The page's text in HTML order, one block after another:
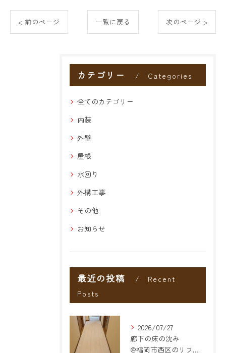
< 前のページ 一覧に戻る 次のページ >
カテゴリー Categories
全てのカテゴリー
内装
外壁
屋根
水回り
外構工事
その他
お知らせ
最近の投稿
Recent
Posts
2026/07/27
廊下の床の沈み
@福岡市西区のリフォーム